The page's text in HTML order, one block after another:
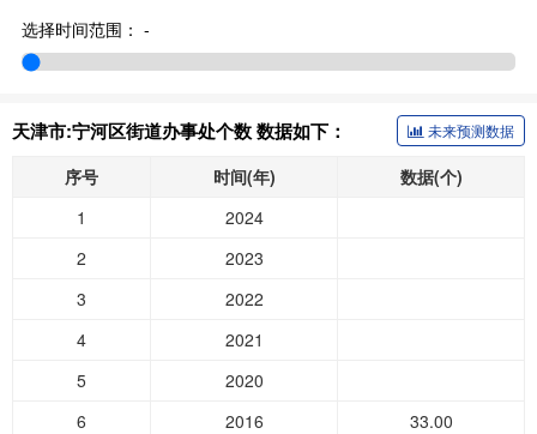
选择时间范围： -
天津市:宁河区街道办事处个数 数据如下： 未来预测数据
序号 时间(年)
数据(个)
1
2024
2
2023
3
2022
4
2021
5
2020
6
2016 33.00